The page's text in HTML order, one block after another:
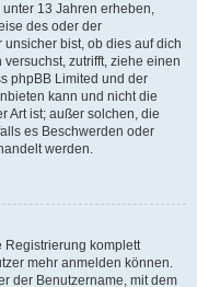
13 Jahren erheben,
des oder der
bist, ob dies auf dich
zutrifft, ziehe einen
phpBB Limited und der
kann und nicht die
Art ist; außer solchen, die
es Beschwerden oder
werden.
Registrierung komplett
mehr anmelden können.
der Benutzername, mit dem